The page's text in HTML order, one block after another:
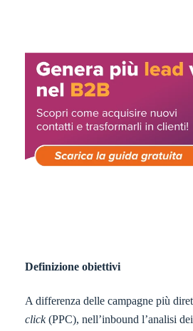
Definizione obiettivi
A differenza delle campagne più
click(PPC), nell’inbound l’analisi